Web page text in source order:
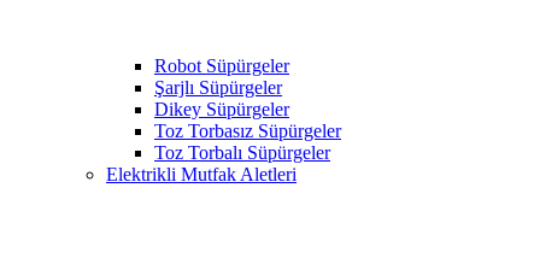
Robot Süpürgeler
Şarjlı Süpürgeler
Dikey Süpürgeler
Toz Torbasız Süpürgeler
Toz Torbalı Süpürgeler
Elektrikli Mutfak Aletleri